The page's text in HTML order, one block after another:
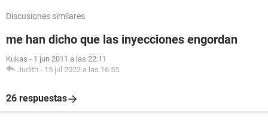
Discusiones similares
me han dicho que las inyecciones engordan
Kukas - 1 jun 2011 a las 22:11
Judith - 15 jul 2022 a las 16:55
26 respuestas